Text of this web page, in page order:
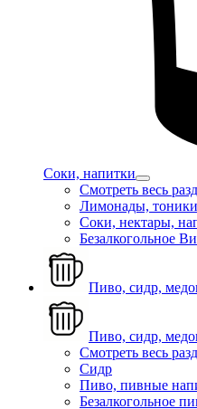
Соки, напитки
Смотреть весь
Лимонады,
Соки, нектары,
Безалкогольное
Пиво, сидр,
Пиво, сидр,
Смотреть весь
Сидр
Пиво, пивные
Безалкогольное